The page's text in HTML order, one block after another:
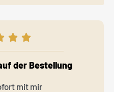
der Bestellung
mit mir